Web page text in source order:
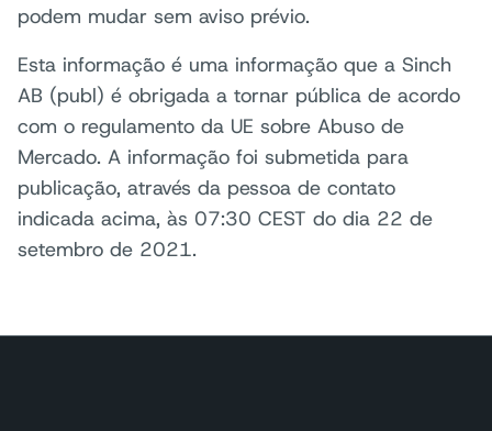
podem mudar sem aviso prévio.
Esta informação é uma informação que a Sinch
AB (publ) é obrigada a tornar pública de acordo
com o regulamento da UE sobre Abuso de
Mercado. A informação foi submetida para
publicação, através da pessoa de contato
indicada acima, às 07:30 CEST do dia 22 de
setembro de 2021.